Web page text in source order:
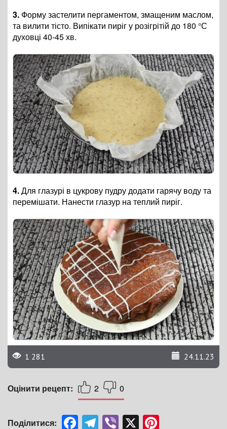
3. Форму застелити пергаментом, змащеним маслом,
та вилити тісто. Випікати пиріг у розігрітій до 180 °С
духовці 40-45 хв.
4.Для глазурі в цукрову пудру додати гарячу воду та
перемішати. Нанести глазур на теплий пиріг.
1 281 24.11.23
Оцінити рецепт: 2 0
Поділитися: FacebookTelegramViber X